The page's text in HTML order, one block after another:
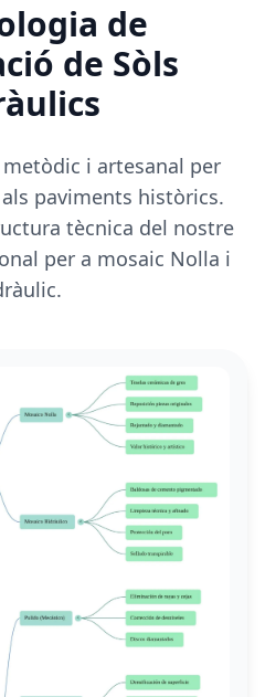
de
de Sòls
i artesanal per
paviments històrics.
tècnica del nostre
per a mosaic Nolla i